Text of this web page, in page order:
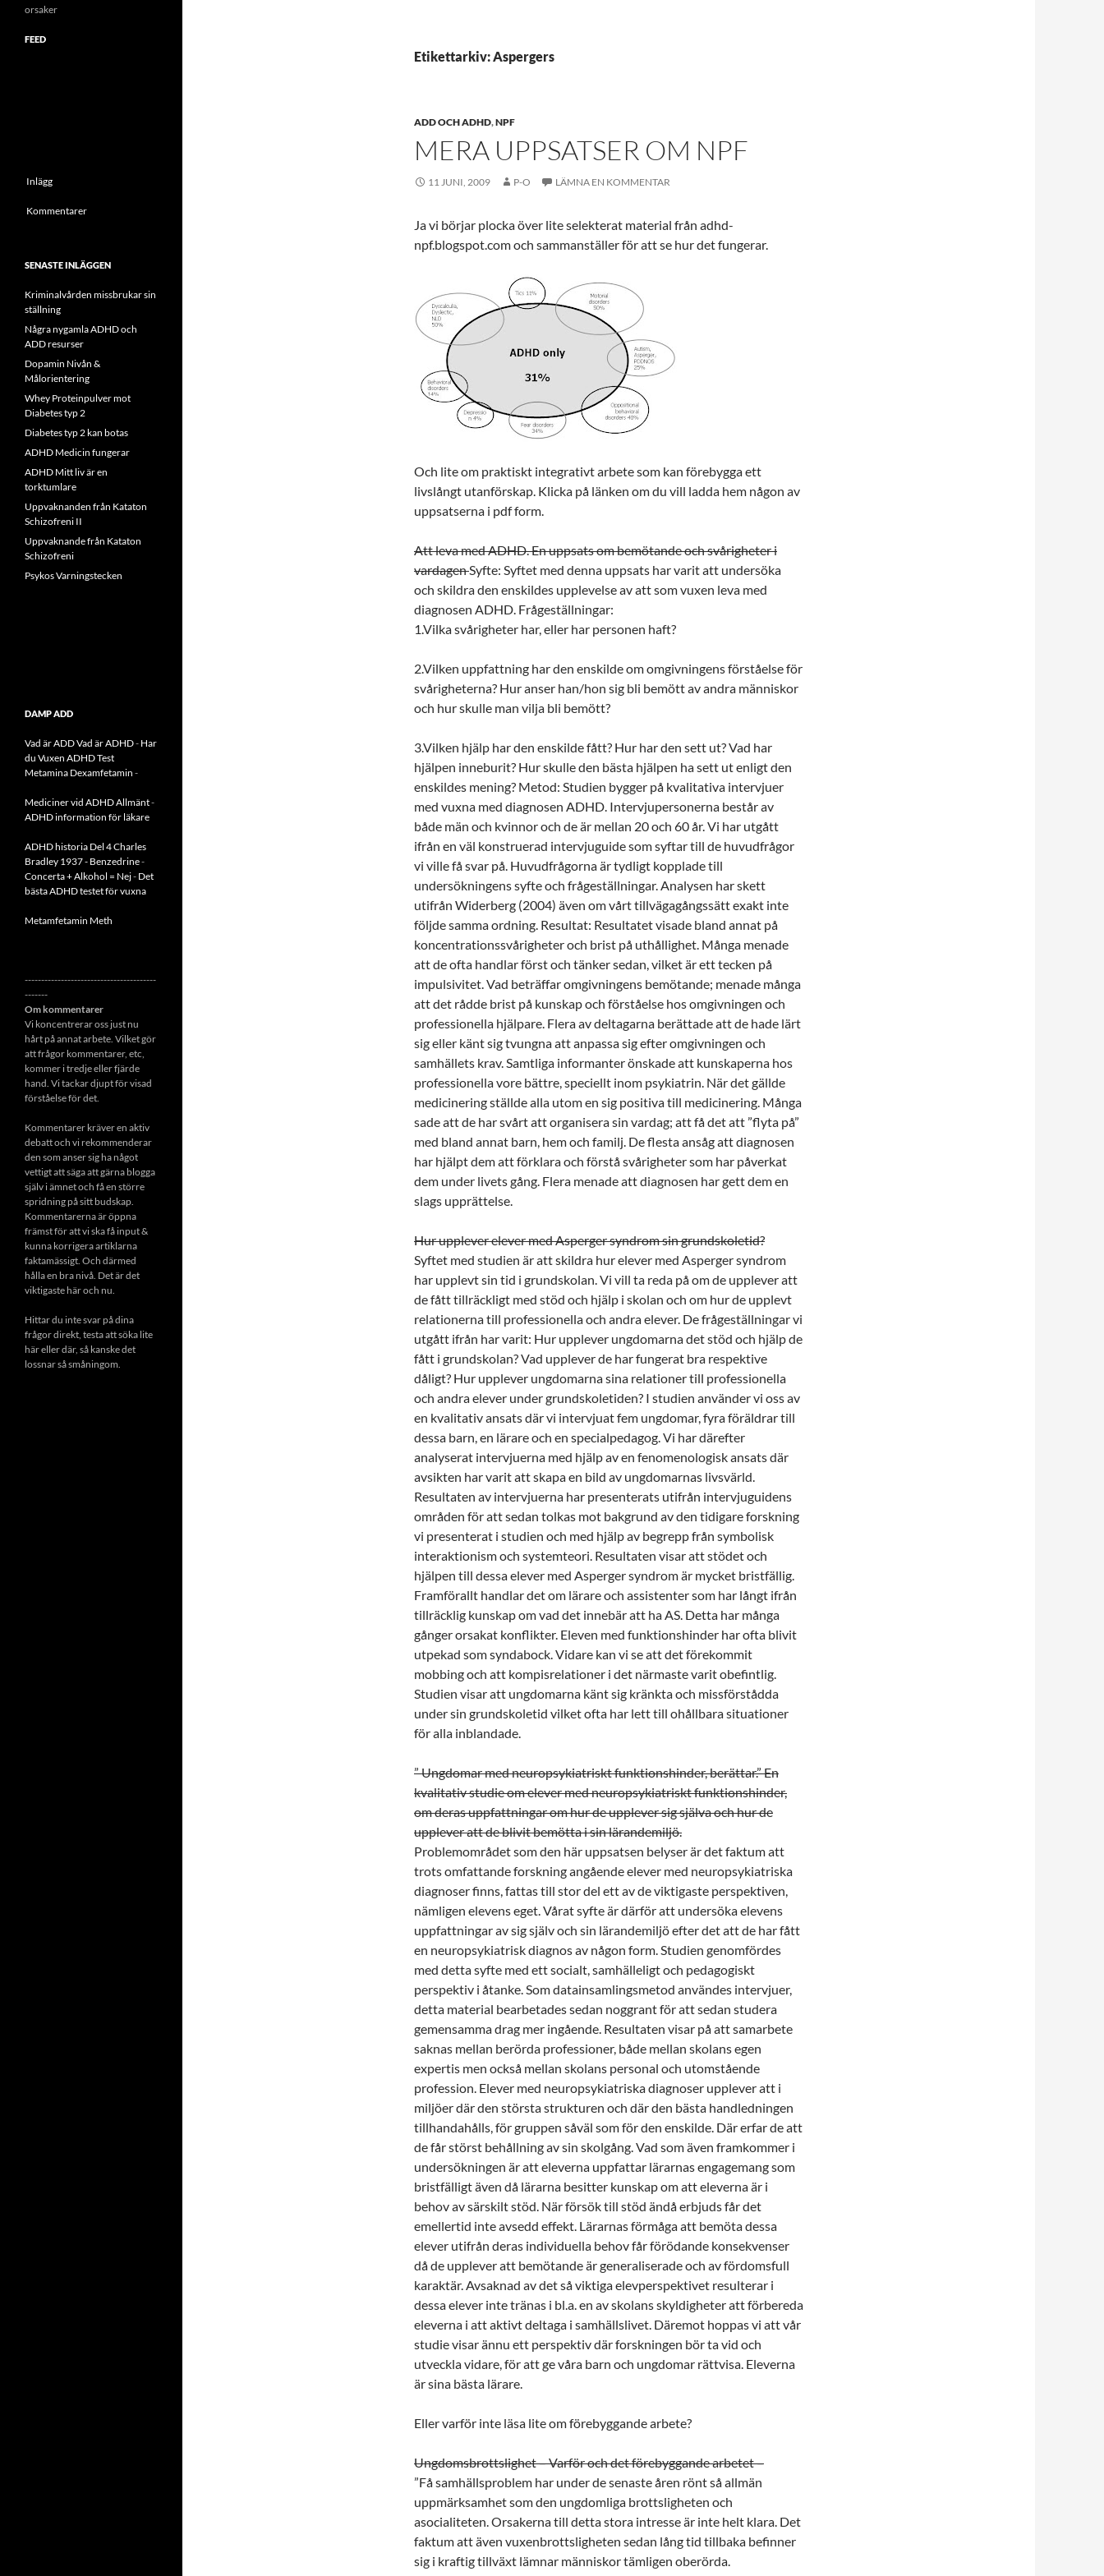
Etikettarkiv: Aspergers
ADD OCH ADHD,NPF
MERA UPPSATSER OM NPF
11 JUNI, 2009 P-O LÄMNA EN KOMMENTAR
Ja vi börjar plocka över lite selekterat material från adhd-
npf.blogspot.com och sammanställer för att se hur det fungerar.
Och lite om praktiskt integrativt arbete som kan förebygga ett
livslångt utanförskap. Klicka på länken om du vill ladda hem någon av
uppsatserna i pdf form.
Att leva med ADHD. En uppsats om bemötande och svårigheter i
vardagenSyfte: Syftet med denna uppsats har varit att undersöka
och skildra den enskildes upplevelse av att som vuxen leva med
diagnosen ADHD. Frågeställningar:
1.Vilka svårigheter har, eller har personen haft?
2.Vilken uppfattning har den enskilde om omgivningens förståelse för
svårigheterna? Hur anser han/hon sig bli bemött av andra människor
och hur skulle man vilja bli bemött?
3.Vilken hjälp har den enskilde fått? Hur har den sett ut? Vad har
hjälpen inneburit? Hur skulle den bästa hjälpen ha sett ut enligt den
enskildes mening? Metod: Studien bygger på kvalitativa intervjuer
med vuxna med diagnosen ADHD. Intervjupersonerna består av
både män och kvinnor och de är mellan 20 och 60 år. Vi har utgått
ifrån en väl konstruerad intervjuguide som syftar till de huvudfrågor
vi ville få svar på. Huvudfrågorna är tydligt kopplade till
undersökningens syfte och frågeställningar. Analysen har skett
utifrån Widerberg (2004) även om vårt tillvägagångssätt exakt inte
följde samma ordning. Resultat: Resultatet visade bland annat på
koncentrationssvårigheter och brist på uthållighet. Många menade
att de ofta handlar först och tänker sedan, vilket är ett tecken på
impulsivitet. Vad beträffar omgivningens bemötande; menade många
att det rådde brist på kunskap och förståelse hos omgivningen och
professionella hjälpare. Flera av deltagarna berättade att de hade lärt
sig eller känt sig tvungna att anpassa sig efter omgivningen och
samhällets krav. Samtliga informanter önskade att kunskaperna hos
professionella vore bättre, speciellt inom psykiatrin. När det gällde
medicinering ställde alla utom en sig positiva till medicinering. Många
sade att de har svårt att organisera sin vardag; att få det att ”flyta på”
med bland annat barn, hem och familj. De flesta ansåg att diagnosen
har hjälpt dem att förklara och förstå svårigheter som har påverkat
dem under livets gång. Flera menade att diagnosen har gett dem en
slags upprättelse.
Hur upplever elever med Asperger syndrom sin grundskoletid?
Syftet med studien är att skildra hur elever med Asperger syndrom
har upplevt sin tid i grundskolan. Vi vill ta reda på om de upplever att
de fått tillräckligt med stöd och hjälp i skolan och om hur de upplevt
relationerna till professionella och andra elever. De frågeställningar vi
utgått ifrån har varit: Hur upplever ungdomarna det stöd och hjälp de
fått i grundskolan? Vad upplever de har fungerat bra respektive
dåligt? Hur upplever ungdomarna sina relationer till professionella
och andra elever under grundskoletiden? I studien använder vi oss av
en kvalitativ ansats där vi intervjuat fem ungdomar, fyra föräldrar till
dessa barn, en lärare och en specialpedagog. Vi har därefter
analyserat intervjuerna med hjälp av en fenomenologisk ansats där
avsikten har varit att skapa en bild av ungdomarnas livsvärld.
Resultaten av intervjuerna har presenterats utifrån intervjuguidens
områden för att sedan tolkas mot bakgrund av den tidigare forskning
vi presenterat i studien och med hjälp av begrepp från symbolisk
interaktionism och systemteori. Resultaten visar att stödet och
hjälpen till dessa elever med Asperger syndrom är mycket bristfällig.
Framförallt handlar det om lärare och assistenter som har långt ifrån
tillräcklig kunskap om vad det innebär att ha AS. Detta har många
gånger orsakat konflikter. Eleven med funktionshinder har ofta blivit
utpekad som syndabock. Vidare kan vi se att det förekommit
mobbing och att kompisrelationer i det närmaste varit obefintlig.
Studien visar att ungdomarna känt sig kränkta och missförstådda
under sin grundskoletid vilket ofta har lett till ohållbara situationer
för alla inblandade.
” Ungdomar med neuropsykiatriskt funktionshinder, berättar.” En
kvalitativ studie om elever med neuropsykiatriskt funktionshinder,
om deras uppfattningar om hur de upplever sig själva och hur de
upplever att de blivit bemötta i sin lärandemiljö.
Problemområdet som den här uppsatsen belyser är det faktum att
trots omfattande forskning angående elever med neuropsykiatriska
diagnoser finns, fattas till stor del ett av de viktigaste perspektiven,
nämligen elevens eget. Vårat syfte är därför att undersöka elevens
uppfattningar av sig själv och sin lärandemiljö efter det att de har fått
en neuropsykiatrisk diagnos av någon form. Studien genomfördes
med detta syfte med ett socialt, samhälleligt och pedagogiskt
perspektiv i åtanke. Som datainsamlingsmetod användes intervjuer,
detta material bearbetades sedan noggrant för att sedan studera
gemensamma drag mer ingående. Resultaten visar på att samarbete
saknas mellan berörda professioner, både mellan skolans egen
expertis men också mellan skolans personal och utomstående
profession. Elever med neuropsykiatriska diagnoser upplever att i
miljöer där den största strukturen och där den bästa handledningen
tillhandahålls, för gruppen såväl som för den enskilde. Där erfar de att
de får störst behållning av sin skolgång. Vad som även framkommer i
undersökningen är att eleverna uppfattar lärarnas engagemang som
bristfälligt även då lärarna besitter kunskap om att eleverna är i
behov av särskilt stöd. När försök till stöd ändå erbjuds får det
emellertid inte avsedd effekt. Lärarnas förmåga att bemöta dessa
elever utifrån deras individuella behov får förödande konsekvenser
då de upplever att bemötande är generaliserade och av fördomsfull
karaktär. Avsaknad av det så viktiga elevperspektivet resulterar i
dessa elever inte tränas i bl.a. en av skolans skyldigheter att förbereda
eleverna i att aktivt deltaga i samhällslivet. Däremot hoppas vi att vår
studie visar ännu ett perspektiv där forskningen bör ta vid och
utveckla vidare, för att ge våra barn och ungdomar rättvisa. Eleverna
är sina bästa lärare.
Eller varför inte läsa lite om förebyggande arbete?
Ungdomsbrottslighet – Varför och det förebyggande arbetet –
”Få samhällsproblem har under de senaste åren rönt så allmän
uppmärksamhet som den ungdomliga brottsligheten och
asocialiteten. Orsakerna till detta stora intresse är inte helt klara. Det
faktum att även vuxenbrottsligheten sedan lång tid tillbaka befinner
sig i kraftig tillväxt lämnar människor tämligen oberörda.
orsaker
FEED
Inlägg
Kommentarer
SENASTE INLÄGGEN
Kriminalvården missbrukar sin
ställning
Några nygamla ADHD och
ADD resurser
Dopamin Nivån &
Målorientering
Whey Proteinpulver mot
Diabetes typ 2
Diabetes typ 2 kan botas
ADHD Medicin fungerar
ADHD Mitt liv är en
torktumlare
Uppvaknanden från Kataton
Schizofreni II
Uppvaknande från Kataton
Schizofreni
Psykos Varningstecken
DAMP ADD
Vad är ADDVad är ADHD- Har
du Vuxen ADHD Test
Metamina Dexamfetamin -
Mediciner vid ADHD Allmänt-
ADHD information för läkare
ADHD historia Del 4 Charles
Bradley 1937 - Benzedrine-
Concerta + Alkohol = Nej- Det
bästa ADHD testet för vuxna
Metamfetamin Meth
----------------------------------------
-------
Om kommentarer
Vi koncentrerar oss just nu
hårt på annat arbete. Vilket gör
att frågor kommentarer, etc,
kommer i tredje eller fjärde
hand. Vi tackar djupt för visad
förståelse för det.
Kommentarer kräver en aktiv
debatt och vi rekommenderar
den som anser sig ha något
vettigt att säga att gärna blogga
själv i ämnet och få en större
spridning på sitt budskap.
Kommentarerna är öppna
främst för att vi ska få input &
kunna korrigera artiklarna
faktamässigt. Och därmed
hålla en bra nivå. Det är det
viktigaste här och nu.
Hittar du inte svar på dina
frågor direkt, testa att söka lite
här eller där, så kanske det
lossnar så småningom.